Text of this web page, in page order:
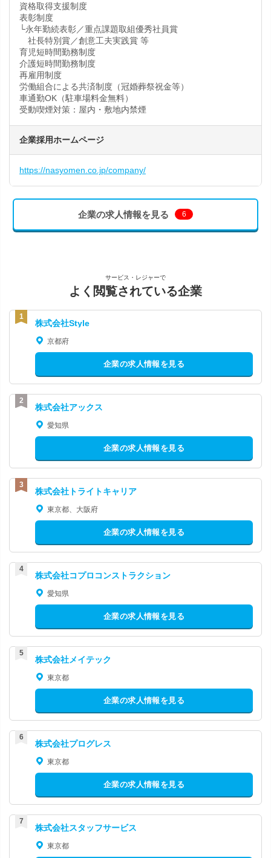
資格取得支援制度
表彰制度
└永年勤続表彰／重点課題取組優秀社員賞
社長特別賞／創意工夫実践賞 等
育児短時間勤務制度
介護短時間勤務制度
再雇用制度
労働組合による共済制度（冠婚葬祭祝金等）
車通勤OK（駐車場料金無料）
受動喫煙対策：屋内・敷地内禁煙
企業採用ホームページ
https://nasyomen.co.jp/company/
企業の求人情報を見る 6
サービス・レジャーで
よく閲覧されている企業
株式会社Style
京都府
企業の求人情報を見る
株式会社アックス
愛知県
企業の求人情報を見る
株式会社トライトキャリア
東京都、大阪府
企業の求人情報を見る
株式会社コプロコンストラクション
愛知県
企業の求人情報を見る
株式会社メイテック
東京都
企業の求人情報を見る
株式会社プログレス
東京都
企業の求人情報を見る
株式会社スタッフサービス
東京都